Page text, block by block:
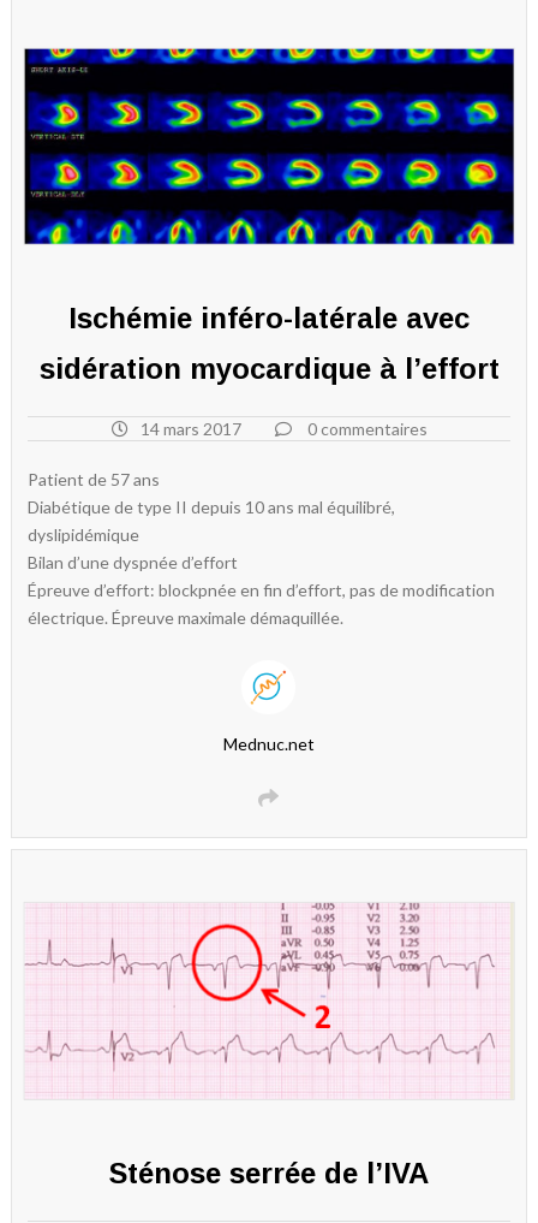
Ischémie inféro-latérale avec
sidération myocardique à l’effort
14 mars 2017 0 commentaires
Patient de 57 ans
Diabétique de type II depuis 10 ans mal équilibré,
dyslipidémique
Bilan d’une dyspnée d’effort
Épreuve d’effort: blockpnée en fin d’effort, pas de modification
électrique. Épreuve maximale démaquillée.
Mednuc.net
Sténose serrée de l’IVA